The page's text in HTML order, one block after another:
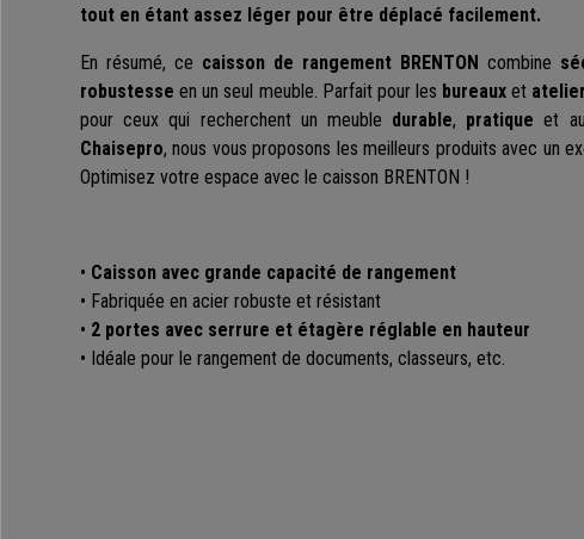
tout en étant assez léger pour être déplacé facilement.
En résumé, ce caisson de rangement BRENTON combine
robustesse en un seul meuble. Parfait pour les bureaux et
pour ceux qui recherchent un meuble durable, pratique et au
Chaisepro, nous vous proposons les meilleurs produits avec un
Optimisez votre espace avec le caisson BRENTON !
• Caisson avec grande capacité de rangement
• Fabriquée en acier robuste et résistant
• 2 portes avec serrure et étagère réglable en hauteur
• Idéale pour le rangement de documents, classeurs, etc.